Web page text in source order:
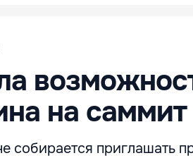
на саммит
собирается приглашать